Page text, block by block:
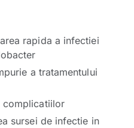
rapida a infectiei
a tratamentului
complicatiilor
sursei de infectie in